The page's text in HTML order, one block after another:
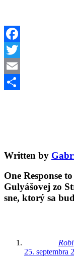
Facebook
Twitter
Email
Written by
One Response
Gulyášovej zo
sne, ktorý sa
Robi
25. septembra